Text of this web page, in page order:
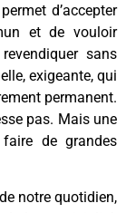
d’accepter
et de vouloir
sans
exigeante, qui
permanent.
pas. Mais une
de grandes
notre quotidien,